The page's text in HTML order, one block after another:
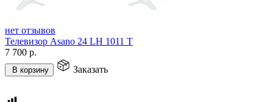
нет отзывов
Телевизор Asano 24 LH 1011 T
7 700 р.
В корзину Заказать